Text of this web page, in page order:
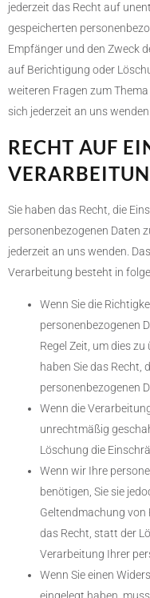
jederzeit das Recht auf
gespeicherten
Empfänger und den Zweck
auf Berichtigung oder
weiteren Fragen zum
sich jederzeit an uns wenden.
RECHT AUF
Sie haben das Recht, die
personenbezogenen Daten
jederzeit an uns wenden.
Verarbeitung besteht in
Wenn Sie die
personenbezogenen
Regel Zeit, um dies
haben Sie das Recht,
personenbezogenen
Wenn die
unrechtmäßig
Löschung die
Wenn wir Ihre
benötigen, Sie sie
Geltendmachung von
das Recht, statt der
Verarbeitung Ihrer
Wenn Sie einen